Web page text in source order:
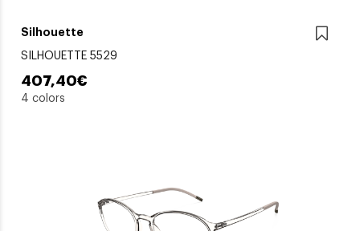
Silhouette
SILHOUETTE 5529
407,40€
4 colors